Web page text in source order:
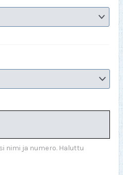
nimi ja numero. Haluttu